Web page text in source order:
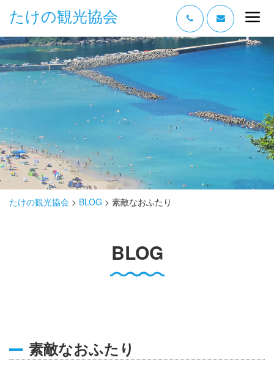
たけの観光協会
“たけの” の魅力
過ごし方
みどころ
泊まる
おみやげ
お電話受付時間 9:00〜17:00
たけの観光協会 > BLOG > 素敵なおふたり
BLOG
素敵なおふたり